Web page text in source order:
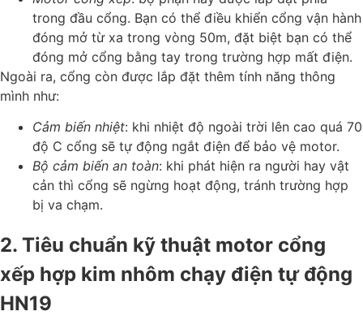
trong đầu cổng. Bạn có thể điều khiển cổng vận hành
đóng mở từ xa trong vòng 50m, đặt biệt bạn có thể
đóng mở cổng bằng tay trong trường hợp mất điện.
Ngoài ra, cổng còn được lắp đặt thêm tính năng thông
mình như:
Cảm biến nhiệt: khi nhiệt độ ngoài trời lên cao quá 70
độ C cổng sẽ tự động ngắt điện để bảo vệ motor.
Bộ cảm biến an toàn: khi phát hiện ra người hay vật
cản thì cổng sẽ ngừng hoạt động, tránh trường hợp
bị va chạm.
2. Tiêu chuẩn kỹ thuật motor cổng
xếp hợp kim nhôm chạy điện tự động
HN19